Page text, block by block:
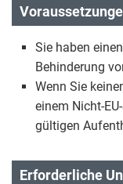
Sie haben
Behinderung
Wenn Sie
einem Nicht-
gültigen
Erforderliche